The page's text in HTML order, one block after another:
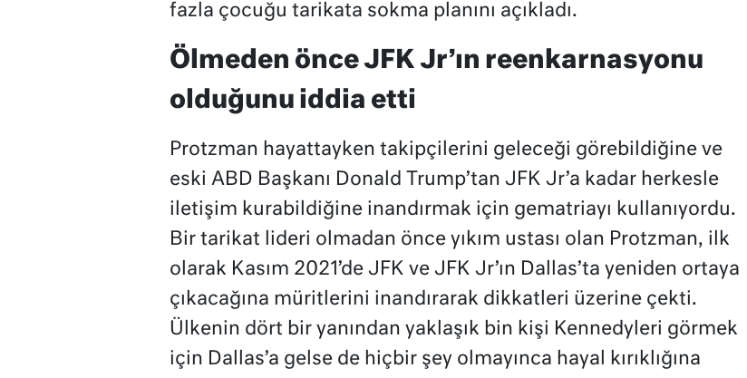
fazla çocuğu tarikata sokma planını açıkladı.
Ölmeden önce JFK Jr’ın reenkarnasyonu
olduğunu iddia etti
Protzman hayattayken takipçilerini geleceği görebildiğine ve
eski ABD Başkanı Donald Trump’tan JFK Jr’a kadar herkesle
iletişim kurabildiğine inandırmak için gematriayı kullanıyordu.
Bir tarikat lideri olmadan önce yıkım ustası olan Protzman, ilk
olarak Kasım 2021’de JFK ve JFK Jr’ın Dallas’ta yeniden ortaya
çıkacağına müritlerini inandırarak dikkatleri üzerine çekti.
Ülkenin dört bir yanından yaklaşık bin kişi Kennedyleri görmek
için Dallas’a gelse de hiçbir şey olmayınca hayal kırıklığına